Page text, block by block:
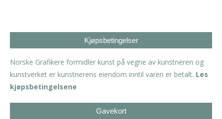
Kjøpsbetingelser
Norske Grafikere formidler kunst på vegne av kunstneren og
kunstverket er kunstnerens eiendom inntil varen er betalt. Les
kjøpsbetingelsene
Gavekort